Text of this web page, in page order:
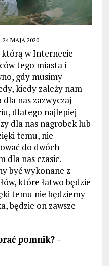
24 MAJA 2020
w Internecie
tego miasta i
gdy musimy
kiedy zależy nam
nas zazwyczaj
dlatego najlepiej
dla nas nagrobek lub
temu, nie
do dwóch
dla nas czasie.
być wykonane z
które łatwo będzie
temu nie będziemy
będzie on zawsze
pomnik? –